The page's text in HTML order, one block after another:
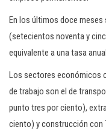
En los últimos doce meses
(setecientos noventa y
equivalente a una tasa
Los sectores económicos
de trabajo son el de
punto tres por ciento),
ciento) y construcción con